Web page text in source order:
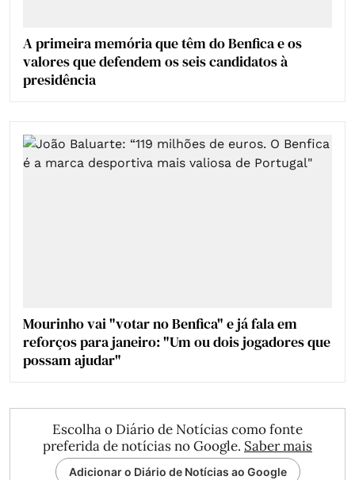
A primeira memória que têm do Benfica e os
valores que defendem os seis candidatos à
presidência
Mourinho vai "votar no Benfica" e já fala em
reforços para janeiro: "Um ou dois jogadores que
possam ajudar"
Escolha o Diário de Notícias como fonte
preferida de notícias no Google. Saber mais
Adicionar o Diário de Notícias ao Google